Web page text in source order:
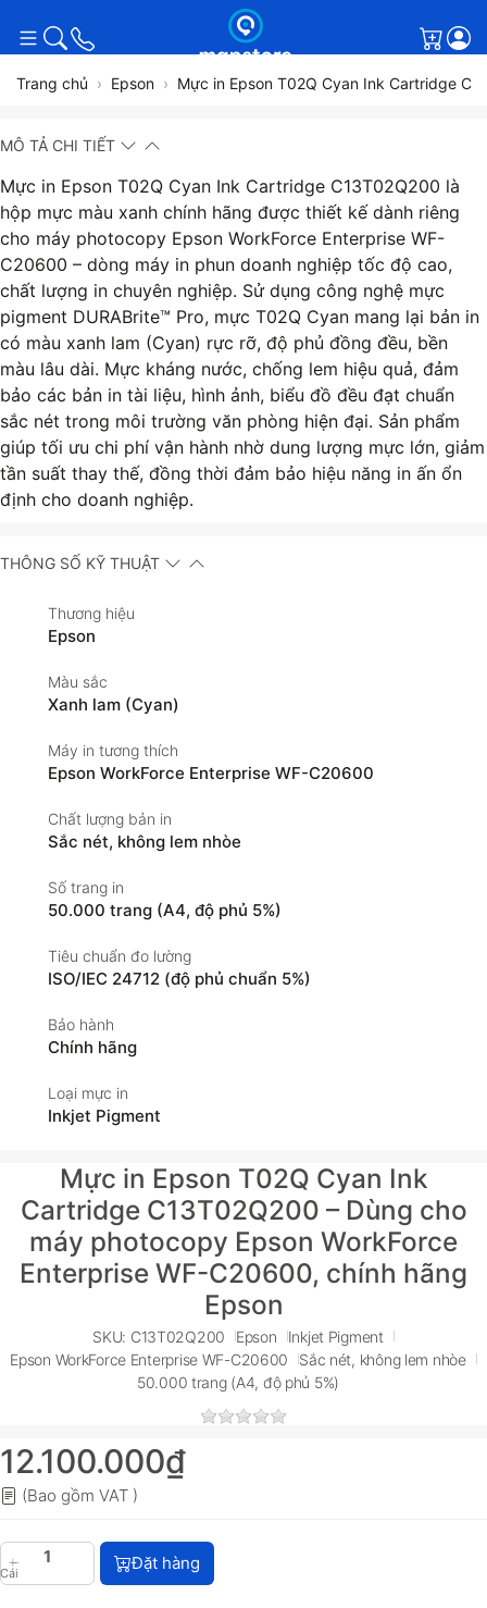
Giỏ
Trang chủ Epson Mực in Epson T02Q Cyan Ink Cartridge
MÔ TẢ CHI TIẾT
Mực in Epson T02Q Cyan Ink Cartridge C13T02Q200 là
hộp mực màu xanh chính hãng được thiết kế dành riêng
cho máy photocopy Epson WorkForce Enterprise WF-
C20600 – dòng máy in phun doanh nghiệp tốc độ cao,
chất lượng in chuyên nghiệp. Sử dụng công nghệ mực
pigment DURABrite™ Pro, mực T02Q Cyan mang lại bản in
có màu xanh lam (Cyan) rực rỡ, độ phủ đồng đều, bền
màu lâu dài. Mực kháng nước, chống lem hiệu quả, đảm
bảo các bản in tài liệu, hình ảnh, biểu đồ đều đạt chuẩn
sắc nét trong môi trường văn phòng hiện đại. Sản phẩm
giúp tối ưu chi phí vận hành nhờ dung lượng mực lớn, giảm
tần suất thay thế, đồng thời đảm bảo hiệu năng in ấn ổn
định cho doanh nghiệp.
THÔNG SỐ KỸ THUẬT
Thương hiệu
Epson
Màu sắc
Xanh lam (Cyan)
Máy in tương thích
Epson WorkForce Enterprise WF-C20600
Chất lượng bản in
Sắc nét, không lem nhòe
Số trang in
50.000 trang (A4, độ phủ 5%)
Tiêu chuẩn đo lường
ISO/IEC 24712 (độ phủ chuẩn 5%)
Bảo hành
Chính hãng
Loại mực in
Inkjet Pigment
Mực in Epson T02Q Cyan Ink
Cartridge C13T02Q200 – Dùng cho
máy photocopy Epson WorkForce
Enterprise WF-C20600, chính hãng
Epson
SKU: C13T02Q200 Epson
Inkjet Pigment
Epson WorkForce Enterprise WF-C20600
Sắc nét, không lem nhòe
50.000 trang (A4, độ phủ 5%)
12.100.000₫
(Bao gồm VAT )
Cái
Mực in Epson T02Q Cyan Ink Cartridge
Đặt hàng